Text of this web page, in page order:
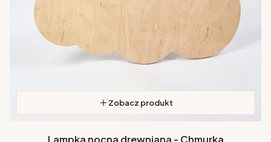
Zobacz produkt
Lampka nocna drewniana - Chmurka